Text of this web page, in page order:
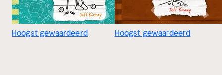
Hoogst gewaardeerd Hoogst gewaardeerd